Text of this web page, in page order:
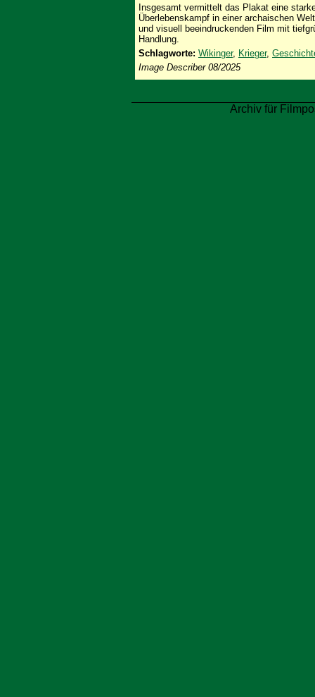
Insgesamt vermittelt das Plakat eine
Überlebenskampf in einer archaischen
und visuell beeindruckenden Film mit
Handlung.
Schlagworte: Wikinger, Krieger,
Image Describer 08/2025
Archiv für